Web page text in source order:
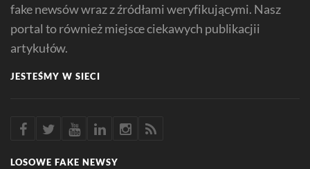
fake newsów wraz z źródłami weryfikującymi. Nasz
portal to również miejsce ciekawych publikacjii
artykułów.
JESTEŚMY W SIECI
LOSOWE FAKE NEWSY